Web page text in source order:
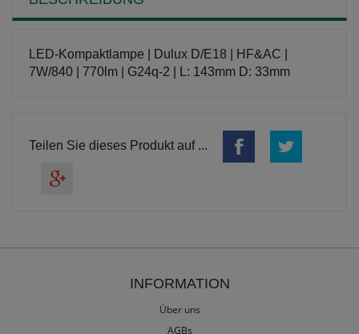
LED-Kompaktlampe | Dulux D/E18 | HF&AC |
7W/840 | 770lm | G24q-2 | L: 143mm D: 33mm
Teilen Sie dieses Produkt auf ...
INFORMATION
Über uns
AGBs